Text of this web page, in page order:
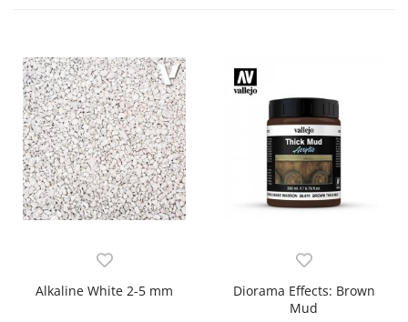
Alkaline White 2-5 mm
Diorama Effects: Brown
Mud